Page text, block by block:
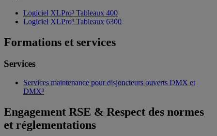
Logiciel XLPro³ Tableaux 400
Logiciel XLPro³ Tableaux 6300
Formations et services
Services
Services maintenance pour disjoncteurs ouverts DMX et
DMX³
Engagement RSE & Respect des normes
et réglementations